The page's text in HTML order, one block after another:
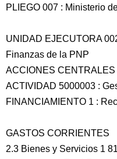
PLIEGO 007 : Ministerio
UNIDAD EJECUTORA
Finanzas de la PNP
ACCIONES CENTRALES
ACTIVIDAD 5000003 :
FINANCIAMIENTO 1 :
GASTOS CORRIENTES
2.3 Bienes y Servicios 1